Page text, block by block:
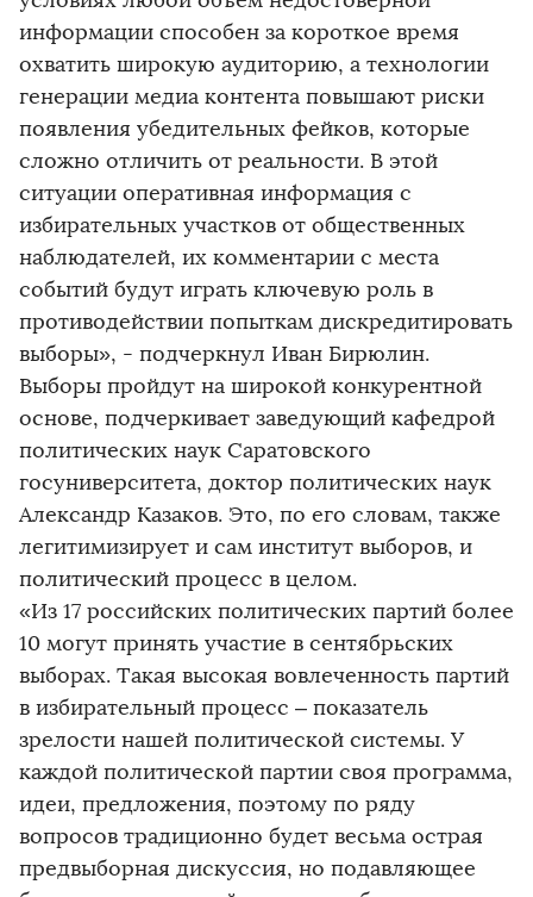
информации способен за короткое время
охватить широкую аудиторию, а технологии
генерации медиа контента повышают риски
появления убедительных фейков, которые
сложно отличить от реальности. В этой
ситуации оперативная информация с
избирательных участков от общественных
наблюдателей, их комментарии с места
событий будут играть ключевую роль в
противодействии попыткам дискредитировать
выборы», - подчеркнул Иван Бирюлин.
Выборы пройдут на широкой конкурентной
основе, подчеркивает заведующий кафедрой
политических наук Саратовского
госуниверситета, доктор политических наук
Александр Казаков. Это, по его словам, также
легитимизирует и сам институт выборов, и
политический процесс в целом.
«Из 17 российских политических партий более
10 могут принять участие в сентябрьских
выборах. Такая высокая вовлеченность партий
в избирательный процесс – показатель
зрелости нашей политической системы. У
каждой политической партии своя программа,
идеи, предложения, поэтому по ряду
вопросов традиционно будет весьма острая
предвыборная дискуссия, но подавляющее